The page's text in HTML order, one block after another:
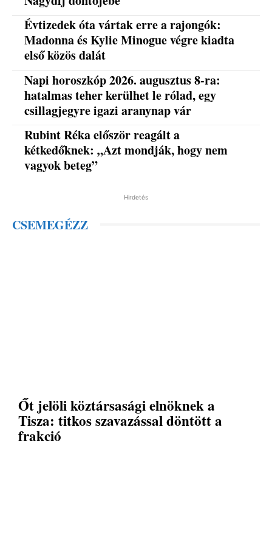
Évtizedek óta vártak erre a rajongók:
Madonna és Kylie Minogue végre kiadta
első közös dalát
Napi horoszkóp 2026. augusztus 8-ra:
hatalmas teher kerülhet le rólad, egy
csillagjegyre igazi aranynap vár
Rubint Réka először reagált a
kétkedőknek: „Azt mondják, hogy nem
vagyok beteg”
Hirdetés
CSEMEGÉZZ
Őt jelöli köztársasági elnöknek a
Tisza: titkos szavazással döntött a
frakció